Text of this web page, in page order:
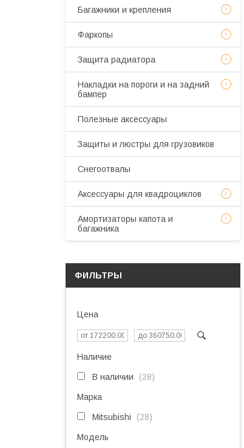
Багажники и крепления
Фаркопы
Защита радиатора
Накладки на пороги и на задний
бампер
Полезные аксессуары
Защиты и люстры для грузовиков
Снегоотвалы
Аксессуары для квадроциклов
Амортизаторы капота и
багажника
ФИЛЬТРЫ
Цена
Наличие
В наличии 28
Марка
Mitsubishi 28
Модель